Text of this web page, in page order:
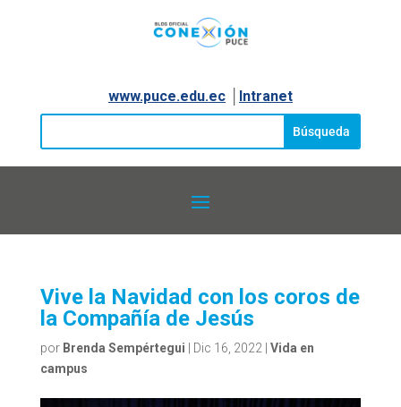
www.puce.edu.ec│ Intranet
Vive la Navidad con los coros de
la Compañía de Jesús
por Brenda Sempértegui Dic 16, 2022| Vida en
campus